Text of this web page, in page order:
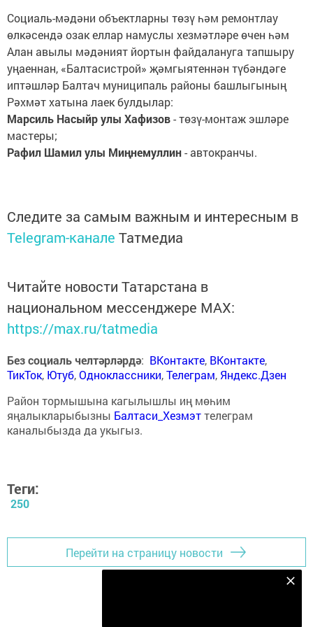
Социаль-мәдәни объектларны төзү һәм ремонтлау
өлкәсендә озак еллар намуслы хезмәтләре өчен һәм
Алан авылы мәдәният йортын файдалануга тапшыру
уңаеннан, «Балтасистрой» җәмгыятеннән түбәндәге
иптәшләр Балтач муниципаль районы башлыгының
Рәхмәт хатына лаек булдылар:
Марсиль Насыйр улы Хафизов- төзү-монтаж эшләре
мастеры;
Рафил Шамил улы Миңнемуллин- автокранчы.
Следите за самым важным и интересным в
Telegram-канале Татмедиа
Читайте новости Татарстана в
национальном мессенджере MАХ:
https://max.ru/tatmedia
Без социаль челтәрләрдә: ВКонтакте, ВКонтакте,
ТикТок, Ютуб,Одноклассники,Телеграм, Яндекс.Дзен
Район тормышына кагылышлы иң мөһим
яңалыкларыбызны Балтаси_Хезмэттелеграм
каналыбызда да укыгыз.
Теги:
250
Перейти на страницу новости